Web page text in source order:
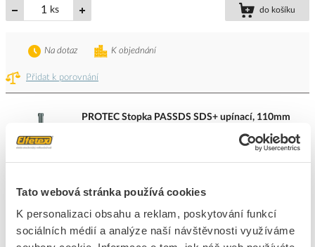
Tato webová stránka používá cookies
K personalizaci obsahu a reklam, poskytování funkcí
sociálních médií a analýze naší návštěvnosti využíváme
ks do košíku
Přidat k porovnání
K objednání
Na dotaz
PROTEC Stopka PASSDS SDS+ upínací, 110mm
Kód výrobce
05105731
Cena s DPH
ks do košíku